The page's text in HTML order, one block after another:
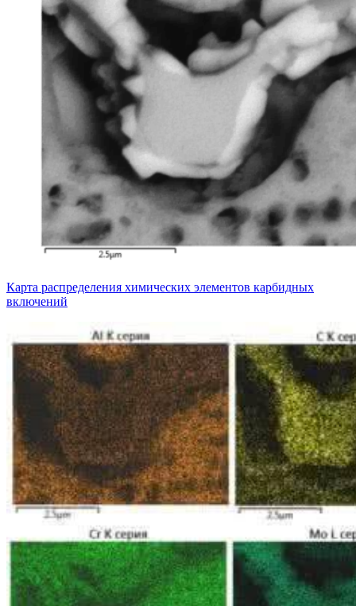
Карта распределения химических элементов карбидных
включений